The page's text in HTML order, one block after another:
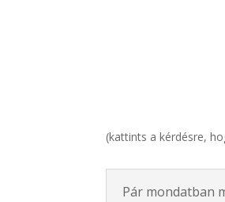
(kattints a kérdésre,
Pár mondatban